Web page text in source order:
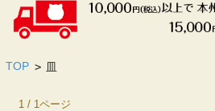
TOP >
1 / 1ページ